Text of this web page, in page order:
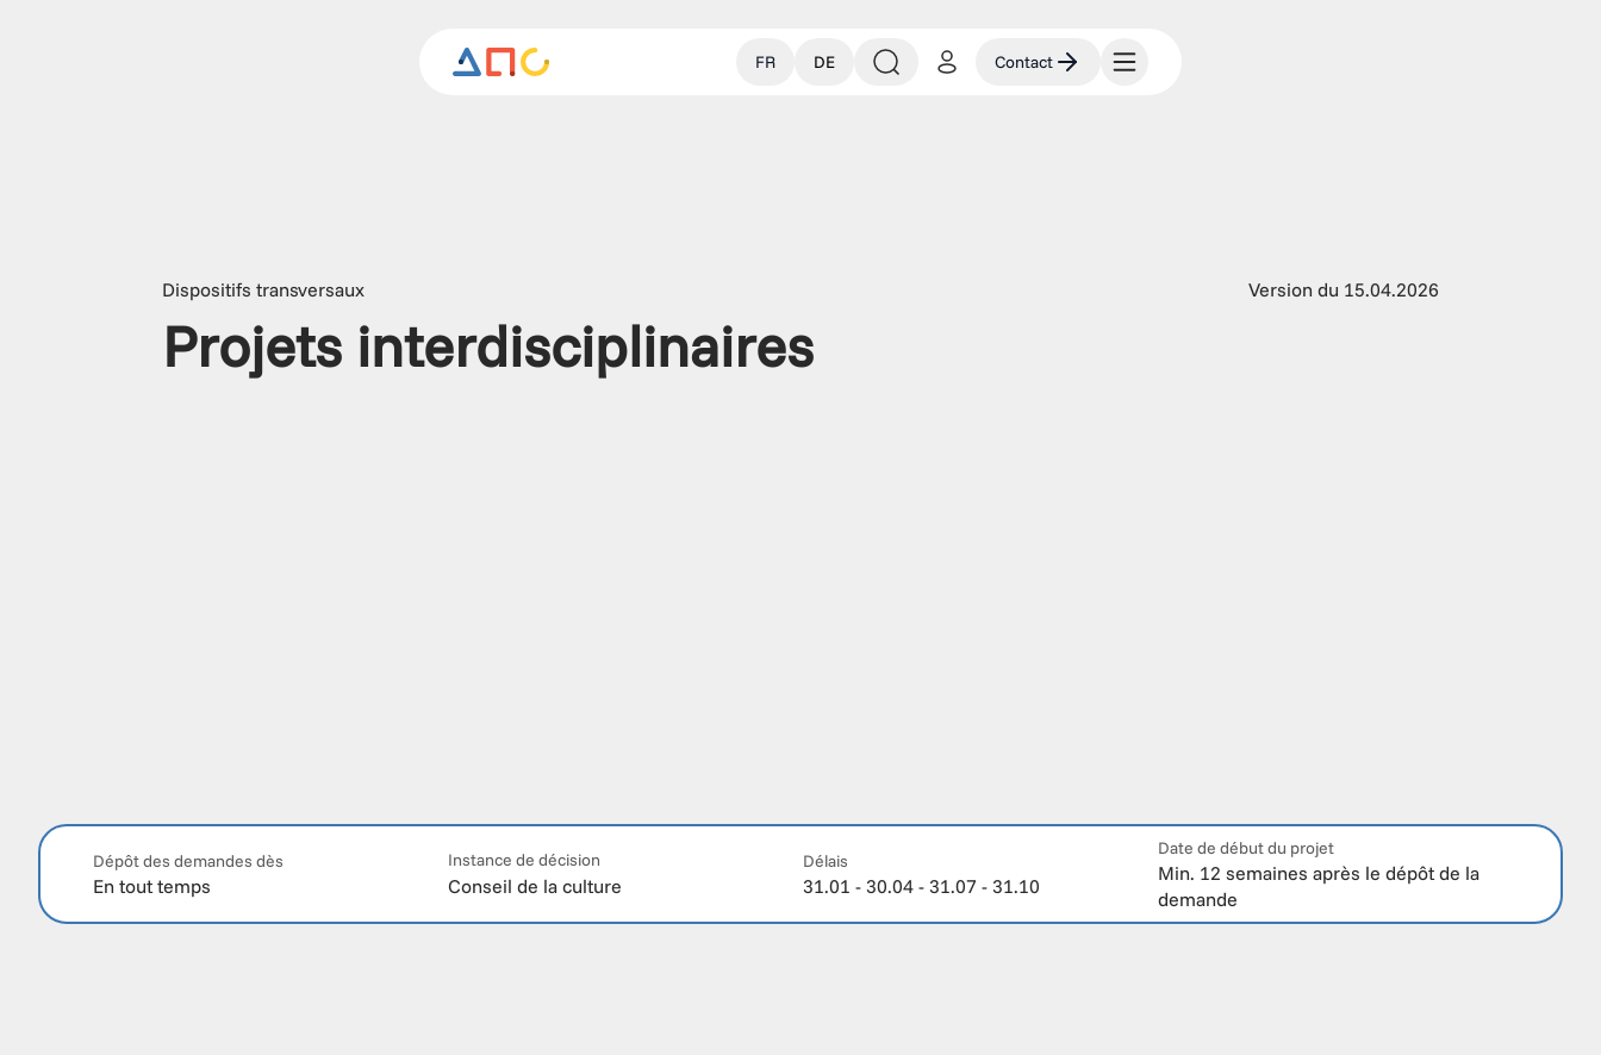
FR DE Contact
Dispositifs transversaux Version du 15.04.2026
Projets interdisciplinaires
Dépôt des demandes dès
En tout temps
Instance de décision
Conseil de la culture
Délais
31.01 - 30.04 - 31.07 - 31.10
Date de début du projet
Min. 12 semaines après le dépôt de la
demande